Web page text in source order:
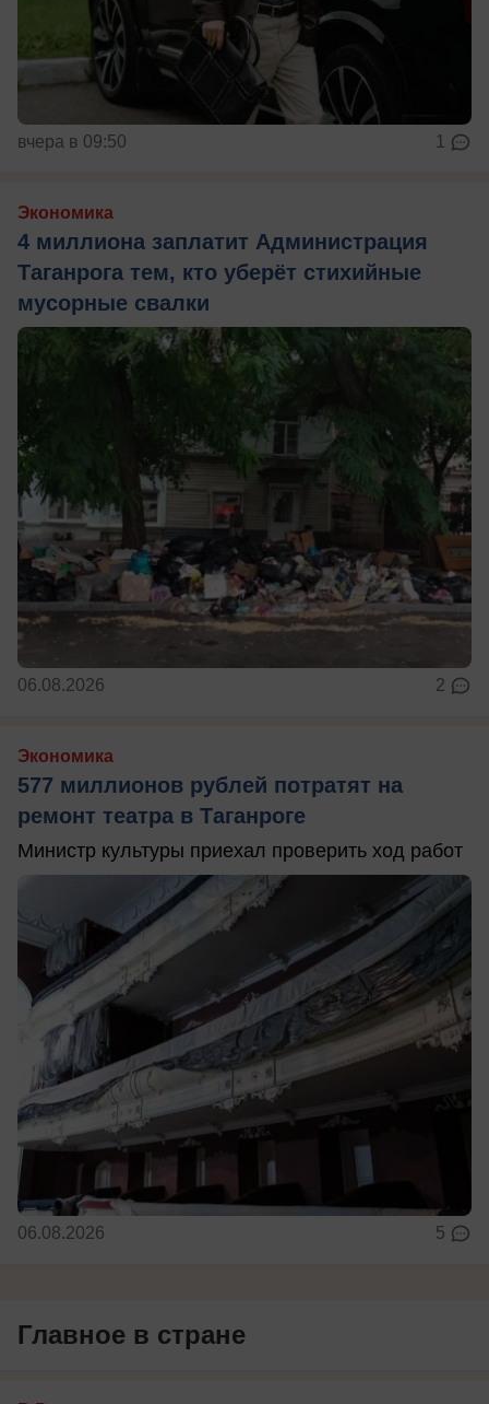
вчера в 09:50 1
Экономика
4 миллиона заплатит Администрация
Таганрога тем, кто уберёт стихийные
мусорные свалки
06.08.2026 2
Экономика
577 миллионов рублей потратят на
ремонт театра в Таганроге
Министр культуры приехал проверить ход работ
06.08.2026 5
Главное в стране